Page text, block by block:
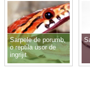
Sarpele de porumb,
o reptila usor de
ingrijit